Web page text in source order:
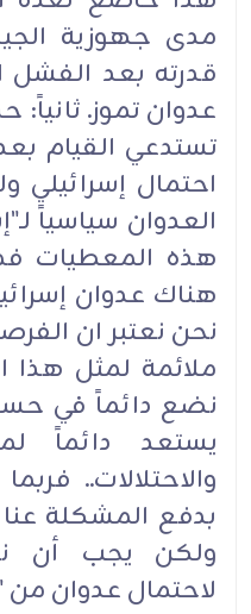
مدى جهوزية
قدرته بعد الفشل
عدوان تموز.
تستدعي القيام
احتمال إسرائيلي
العدوان سياسياً
هذه المعطيات
هناك عدوان
نحن نعتبر ان
ملائمة لمثل هذا
نضع دائماً في
يستعد دائماً
والاحتلالات..
بدفع المشكلة
ولكن يجب أن
لاحتمال عدوان من